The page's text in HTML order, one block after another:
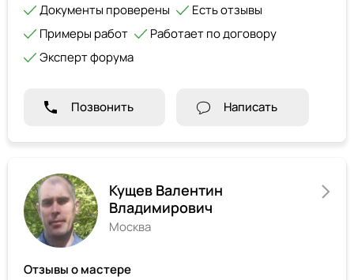
Документы проверены
Есть отзывы
Примеры работ
Работает по договору
Эксперт форума
Позвонить Написать
Кущев Валентин
Владимирович
Москва
Отзывы о мастере